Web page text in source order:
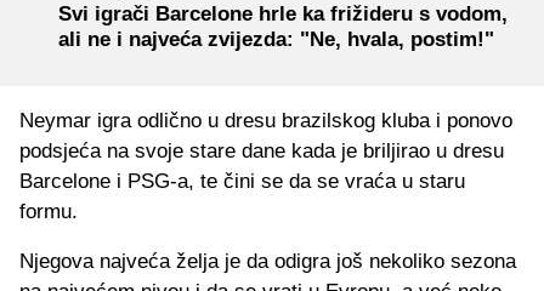
Svi igrači Barcelone hrle ka frižideru s vodom,
ali ne i najveća zvijezda: "Ne, hvala, postim!"
Neymar igra odlično u dresu brazilskog kluba i ponovo
podsjeća na svoje stare dane kada je briljirao u dresu
Barcelone i PSG-a, te čini se da se vraća u staru
formu.
Njegova najveća želja je da odigra još nekoliko sezona